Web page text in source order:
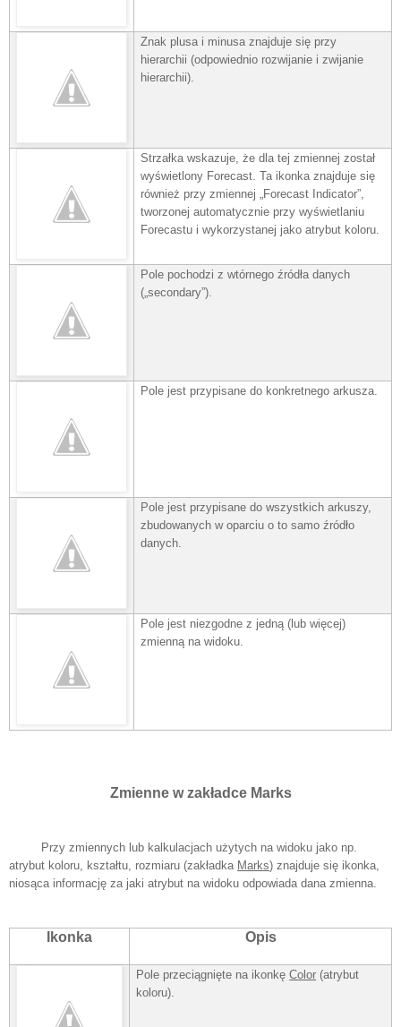
Znak plusa i minusa znajduje się przy
hierarchii (odpowiednio rozwijanie i zwijanie
hierarchii).
Strzałka wskazuje, że dla tej zmiennej został
wyświetlony Forecast. Ta ikonka znajduje się
również przy zmiennej „
Forecast Indicator”,
tworzonej automatycznie przy wyświetlaniu
Forecastu i wykorzystanej jako atrybut koloru.
Pole pochodzi z wtórnego źródła danych
(„secondary”).
Pole jest przypisane do konkretnego arkusza.
Pole jest przypisane do wszystkich arkuszy,
zbudowanych w oparciu o to samo źródło
danych.
Pole jest niezgodne z jedną (lub więcej)
zmienną na widoku.
Zmienne w zakładce Marks
Przy zmiennych lub kalkulacjach użytych na widoku jako np.
atrybut koloru, kształtu, rozmiaru (zakładka Marks) znajduje się ikonka,
niosąca informację za jaki atrybut na widoku odpowiada dana zmienna.
Ikonka Opis
Pole przeciągnięte na ikonkęColor (atrybut
koloru).